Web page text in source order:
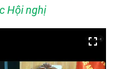
Hội nghị